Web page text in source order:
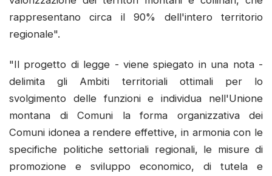
rappresentano circa il 90% dell'intero territorio
regionale".
"Il progetto di legge - viene spiegato in una nota -
delimita gli Ambiti territoriali ottimali per lo
svolgimento delle funzioni e individua nell'Unione
montana di Comuni la forma organizzativa dei
Comuni idonea a rendere effettive, in armonia con le
specifiche politiche settoriali regionali, le misure di
promozione e sviluppo economico, di tutela e